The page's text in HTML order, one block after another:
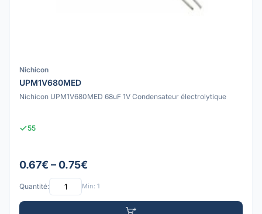
Nichicon
UPM1V680MED
Nichicon UPM1V680MED 68uF 1V Condensateur électrolytique
55
0.67€ – 0.75€
Quantité: Min: 1